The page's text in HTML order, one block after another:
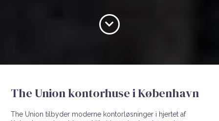
The Union kontorhuse i København
The Union tilbyder moderne kontorløsninger i hjertet af